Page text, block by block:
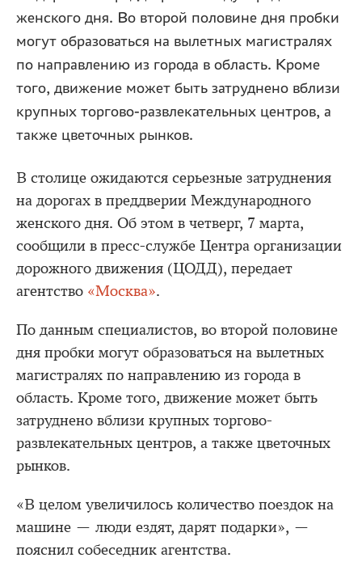
женского дня. Во второй половине дня пробки
могут образоваться на вылетных магистралях
по направлению из города в область. Кроме
того, движение может быть затруднено вблизи
крупных торгово-развлекательных центров, а
также цветочных рынков.
В столице ожидаются серьезные затруднения
на дорогах в преддверии Международного
женского дня. Об этом в четверг, 7 марта,
сообщили в пресс-службе Центра организации
дорожного движения (ЦОДД), передает
агентство «Москва».
По данным специалистов, во второй половине
дня пробки могут образоваться на вылетных
магистралях по направлению из города в
область. Кроме того, движение может быть
затруднено вблизи крупных торгово-
развлекательных центров, а также цветочных
рынков.
«В целом увеличилось количество поездок на
машине — люди ездят, дарят подарки», —
пояснил собеседник агентства.